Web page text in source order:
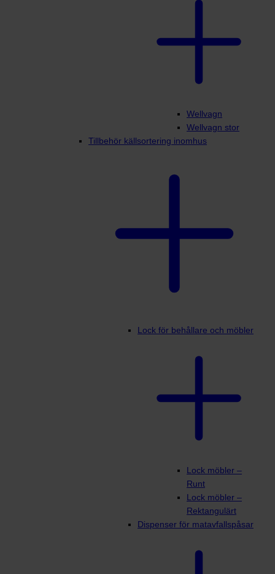
Wellvagn
Wellvagn stor
Tillbehör källsortering inomhus
Lock för behållare och möbler
Lock möbler –
Runt
Lock möbler –
Rektangulärt
Dispenser för matavfallspåsar